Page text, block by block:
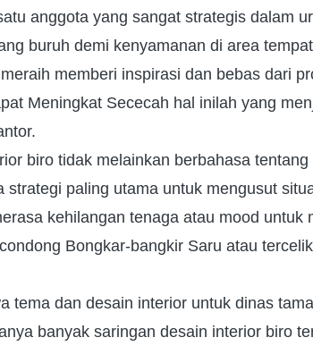
anggota yang sangat strategis dalam
buruh demi kenyamanan di area
memberi inspirasi dan bebas dari
Meningkat Sececah hal inilah yang
biro tidak melainkan berbahasa tentang
strategi paling utama untuk mengusut
kehilangan tenaga atau mood untuk
Bongkar-bangkir Saru atau
tema dan desain interior untuk dinas
banyak saringan desain interior biro